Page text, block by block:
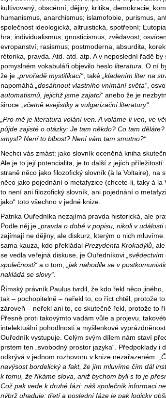
kultivovaný, obscénní; dějiny, kritika, demokracie;
humanismus, anarchismus; islamofobie, purismus,
společnost ideologická, altruistická, spotřební;
hra; individualismus, gnosticismus, zvědavost;
evropanství, rasismus; postmoderna, absurdita,
rétorika, pravda. Atd. atd. atp. A v neposlední řadě by
pomyslném vokabuláři objevilo heslo literatura . O ní
že je „prvořadě mystifikací“ , také „kladením liter na
napomáhá
„dosáhnout vlastního vnímání světa“ ,
automatismů, jejichž jsme zajatci“ anebo že je
široce „včetně esejistiky a vulgarizační literatury“
„Pro mě je literatura volání ven. A voláme-li ven, ve
půjde zajisté o otázky: Je tam někdo? Co tam
smysl? Není to blbost? Není vám tam smutno?“
Nechci vás zmást: jako slovník oceněná kniha
Ale je to její potencialita, je to další z jejích
straně něco jako filozofický slovník (à la Voltaire), na
něco jako pojednání o metafyzice (chcete-li, taky à la
to není ani filozofický slovník, ani pojednání o
jako“ toto všechno v jedné knize.
Patrika Ouředníka nezajímá pravda historická, ale
Podle něj je „pravda o době v popisu, nikoli v události
zajímají ne dějiny, ale diskurz, kterým o nich
sama kauza, kdo překládal Prezydenta Krokadýlů ,
se vedla veřejná diskuse, je Ouředníkovi
společnosti“ a o tom,
„jak nahodile se v
nakládá se slovy“
Římský právník Paulus tvrdil, že kdo řekl něco jiného,
tak – pochopitelně – neřekl to, co říct chtěl, protože
zároveň – neřekl ani to, co skutečně řekl, protože to
Přesně proti takovýmto vadám vůle a projevu,
intelektuální pohodlnosti a myšlenkové
Ouředník vystupuje. Celým svým dílem nám staví
prstem ten „svobodný prostor jazyka“. Předpoklady i
odkrývá v jednom rozhovoru v knize nezařazeném:
navýsost bordelický a fakt, že jím mluvíme čím dál
k tomu, že říkáme slova, aniž bychom byli s to je
Což pak vede k druhé fázi: náš společník informaci
nýbrž uhaduje; třetí a poslední fáze je pak logicky